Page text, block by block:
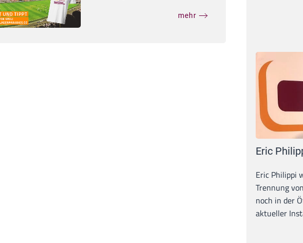
mehr
Eric
Eric Philippi
Trennung
noch in der
aktueller